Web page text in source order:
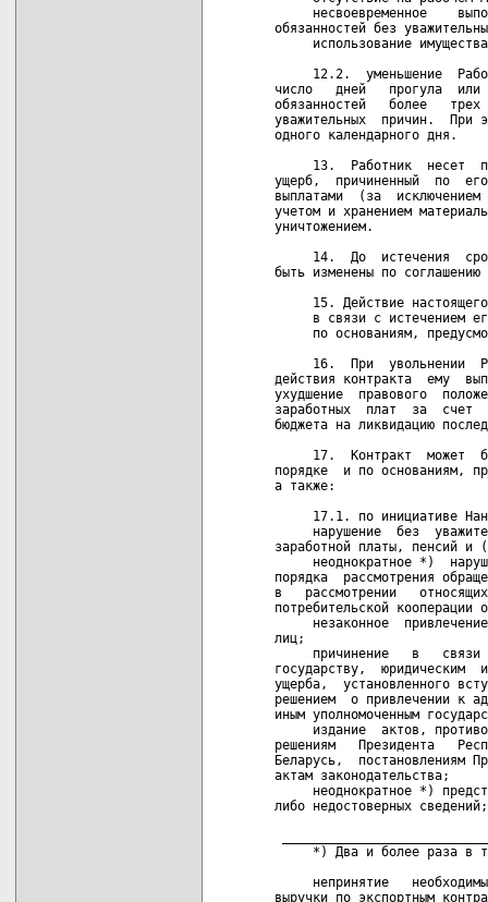
решениям   Президента
Беларусь,  постановлениям
актам законодательства;
неоднократное *)
либо недостоверных сведений;
*) Два и более раза в
непринятие
выручки по экспортным